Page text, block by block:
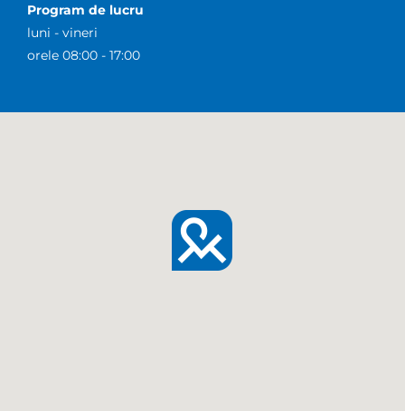
Program de lucru
luni - vineri
orele 08:00 - 17:00